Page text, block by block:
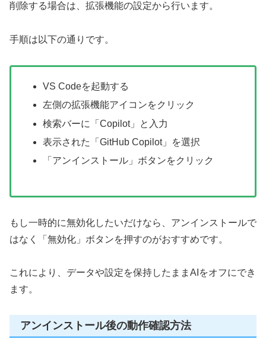
削除する場合は、拡張機能の設定から行います。
手順は以下の通りです。
VS Codeを起動する
左側の拡張機能アイコンをクリック
検索バーに「Copilot」と入力
表示された「GitHub Copilot」を選択
「アンインストール」ボタンをクリック
もし一時的に無効化したいだけなら、アンインストールで
はなく「無効化」ボタンを押すのがおすすめです。
これにより、データや設定を保持したままAIをオフにでき
ます。
アンインストール後の動作確認方法